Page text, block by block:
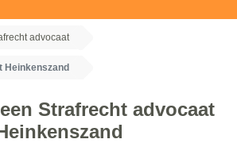
advocaat
Strafrecht advocaat